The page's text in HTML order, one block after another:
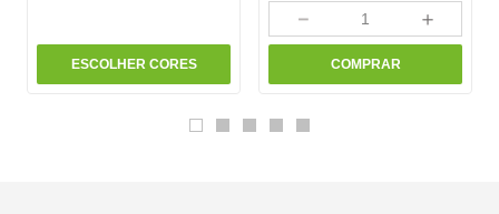
ESCOLHER CORES
＋
－
COMPRAR